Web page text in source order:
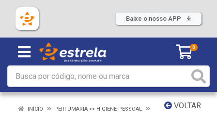
Baixe o nosso APP
0
VOLTAR
INÍCIO
PERFUMARIA >> HIGIENE PESSOAL